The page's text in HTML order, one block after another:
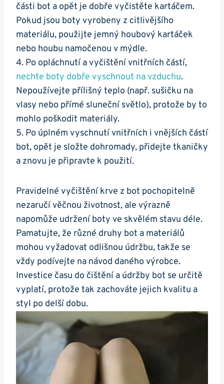
části bot a opět je dobře ‌vyčistěte kartáčem.
Pokud jsou boty vyrobeny z citlivějšího
materiálu, použijte jemný houbový kartáček
nebo houbu⁣ namočenou v ⁢mýdle.
4. Po opláchnutí⁤ a vyčištění vnitřních částí,
nechte boty dobře vyschnout na vzduchu.
Nepoužívejte přílišný⁤ teplo (např. sušičku na
vlasy nebo přímé sluneční světlo),‍ protože by to
​mohlo poškodit materiály.
5. Po⁢ úplném vyschnutí vnitřních i vnějších částí
bot, opět je složte dohromady, přidejte tkaničky
a znovu je připravte k použití.
Pravidelné vyčištění krve⁤ z bot pochopitelně
nezaručí věčnou životnost, ale výrazně
napomůže udržení boty ve skvělém stavu déle.
Pamatujte, že​ různé druhy ⁣bot a materiálů
mohou vyžadovat odlišnou údržbu,‌ takže se
vždy podívejte na návod daného‍ výrobce.
Investice času do čištění a údržby ‍bot se určitě
vyplatí,⁢ protože tak zachováte jejich kvalitu a
styl po delší ⁤dobu.